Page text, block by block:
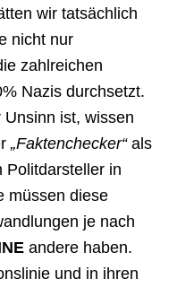
wir tatsächlich
nicht nur
zahlreichen
Nazis durchsetzt.
ist, wissen
„Faktenchecker“als
Politdarsteller in
müssen diese
je nach
andere haben.
und in ihren